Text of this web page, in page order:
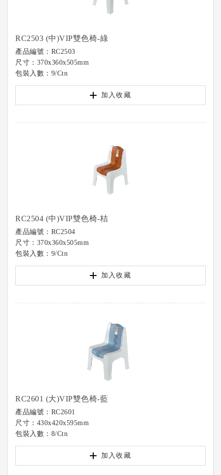
RC2503 (中)VIP雙色椅-綠
產品編號：RC2503
尺寸：370x360x505mm
包裝入數：9/Ctn
加入收藏
RC2504 (中)VIP雙色椅-桔
產品編號：RC2504
尺寸：370x360x505mm
包裝入數：9/Ctn
加入收藏
RC2601 (大)VIP雙色椅-藍
產品編號：RC2601
尺寸：430x420x595mm
包裝入數：8/Ctn
加入收藏